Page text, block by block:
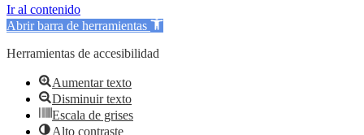
Ir al contenido
Abrir barra de herramientas
Herramientas de accesibilidad
Aumentar texto
Disminuir texto
Escala de grises
Alto contraste